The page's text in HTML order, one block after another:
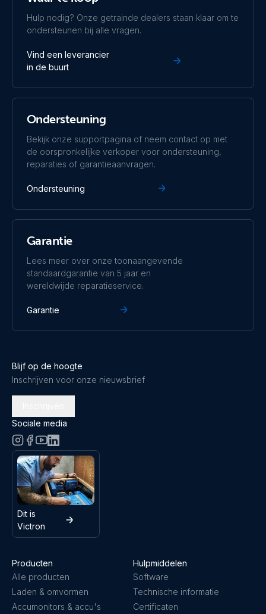
Hulp nodig? Onze getrainde dealers staan klaar om te
ondersteunen bij alle vragen.
Vind een leverancier
in de buurt
Ondersteuning
Bekijk onze supportpagina of neem contact op met
de oorspronkelijke verkoper voor ondersteuning,
reparaties of garantieaanvragen.
Ondersteuning
Garantie
Lees meer over onze toonaangevende
standaardgarantie van 5 jaar en
wereldwijde reparatieservice.
Garantie
Blijf op de hoogte
Inschrijven voor onze nieuwsbrief
Sociale media
Dit is
Victron
Producten
Alle producten
Laden & omvormen
Accumonitors & accu's
Hulpmiddelen
Software
Technische informatie
Certificaten